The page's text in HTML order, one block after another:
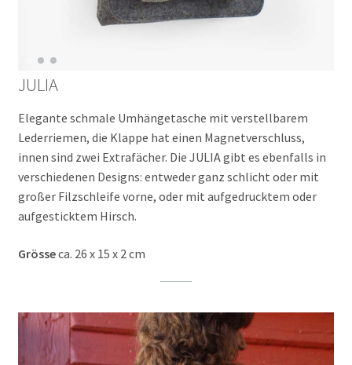
JULIA
Elegante schmale Umhängetasche mit verstellbarem
Lederriemen, die Klappe hat einen Magnetverschluss,
innen sind zwei Extrafächer. Die JULIA gibt es ebenfalls in
verschiedenen Designs: entweder ganz schlicht oder mit
großer Filzschleife vorne, oder mit aufgedrucktem oder
aufgesticktem Hirsch.
Grösseca. 26 x 15 x 2 cm